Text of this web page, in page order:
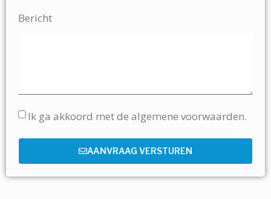
Bericht
Ik ga akkoord met de algemene voorwaarden.
AANVRAAG VERSTUREN